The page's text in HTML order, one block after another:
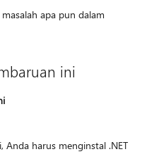
apa pun dalam
ini
harus menginstal .NET